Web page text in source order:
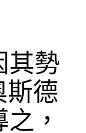
其勢
斯德
，